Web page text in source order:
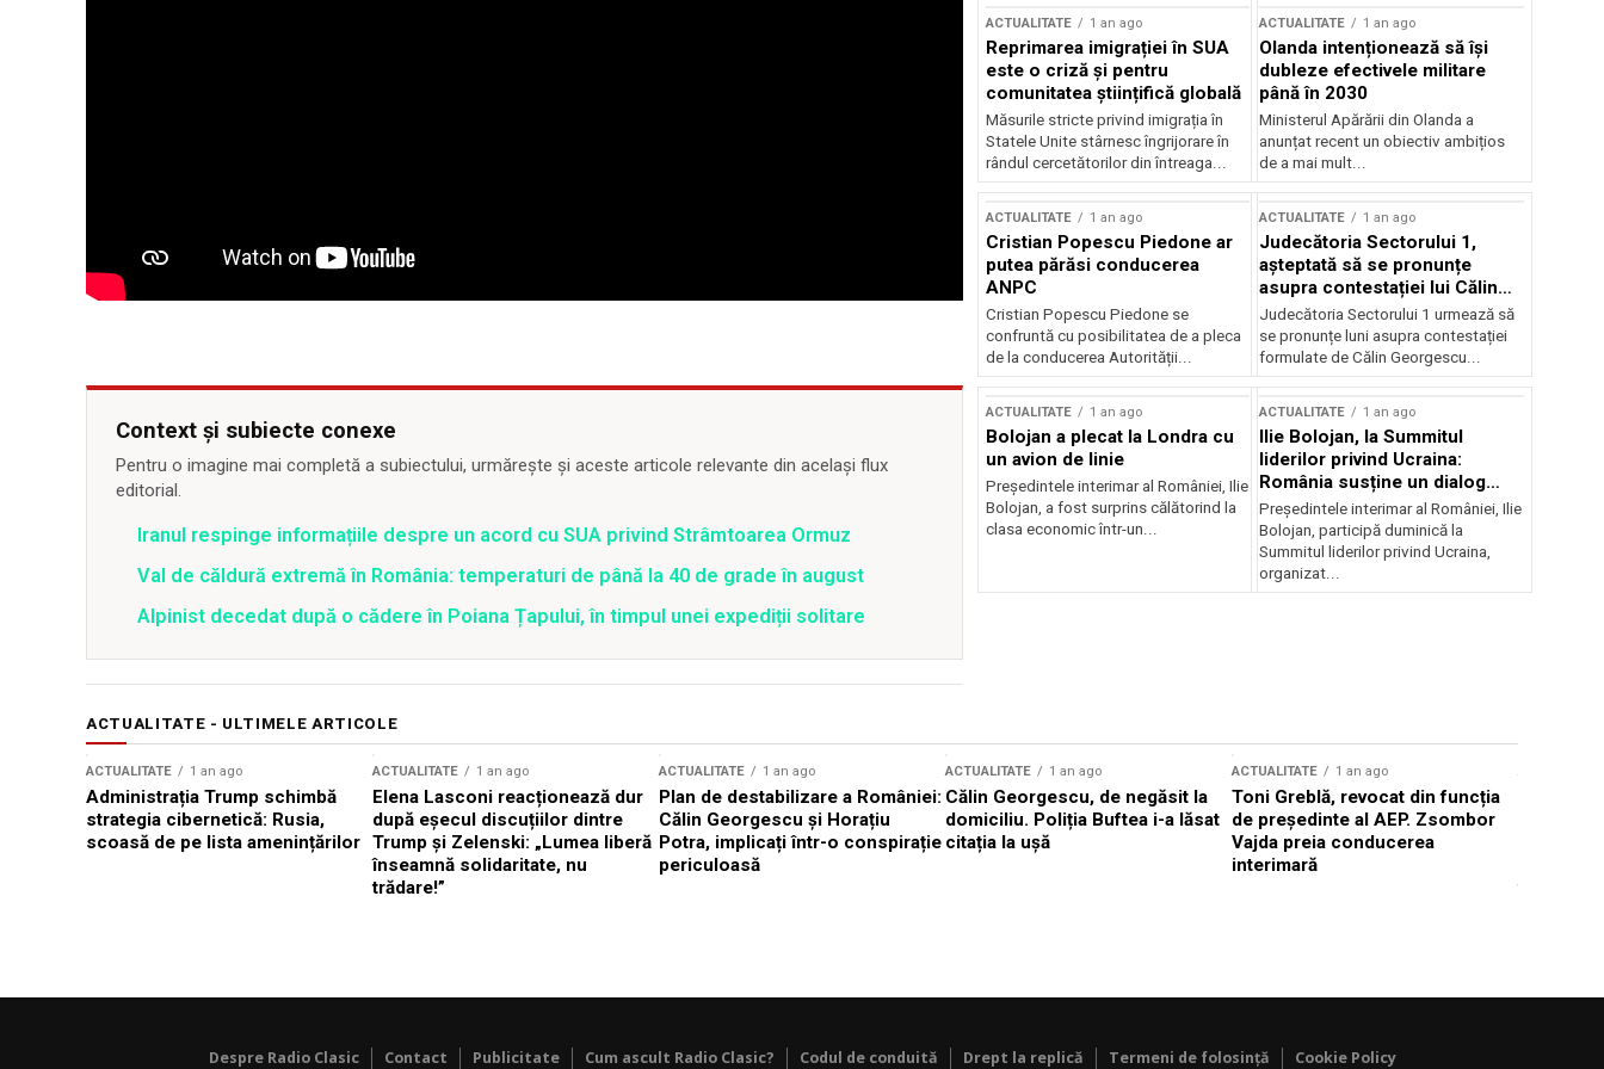
Context și subiecte conexe
Pentru o imagine mai completă a subiectului, urmărește și aceste articole relevante din același flux
editorial.
Iranul respinge informațiile despre un acord cu SUA privind Strâmtoarea Ormuz
Val de căldură extremă în România: temperaturi de până la 40 de grade în august
Alpinist decedat după o cădere în Poiana Țapului, în timpul unei expediții solitare
ACTUALITATE 1 an ago
Reprimarea imigrației în SUA
este o criză și pentru
comunitatea științifică globală
Măsurile stricte privind imigrația în
Statele Unite stârnesc îngrijorare în
rândul cercetătorilor din întreaga...
ACTUALITATE 1 an ago
Olanda intenționează să își
dubleze efectivele militare
până în 2030
Ministerul Apărării din Olanda a
anunțat recent un obiectiv ambițios
de a mai mult...
ACTUALITATE 1 an ago
Cristian Popescu Piedone ar
putea părăsi conducerea
ANPC
Cristian Popescu Piedone se
confruntă cu posibilitatea de a pleca
de la conducerea Autorității...
ACTUALITATE 1 an ago
Judecătoria Sectorului 1,
așteptată să se pronunțe
asupra contestației lui Călin
Georgescu privind controlul
judiciar
Judecătoria Sectorului 1 urmează să
se pronunțe luni asupra contestației
formulate de Călin Georgescu...
ACTUALITATE 1 an ago
Bolojan a plecat la Londra cu
un avion de linie
Președintele interimar al României, Ilie
Bolojan, a fost surprins călătorind la
clasa economic într-un...
ACTUALITATE 1 an ago
Ilie Bolojan, la Summitul
liderilor privind Ucraina:
România susține un dialog
transatlantic pentru securitate
și stabilitate
Președintele interimar al României, Ilie
Bolojan, participă duminică la
Summitul liderilor privind Ucraina,
organizat...
ACTUALITATE - ULTIMELE ARTICOLE
ACTUALITATE 1 an ago
Administrația Trump schimbă
strategia cibernetică: Rusia,
scoasă de pe lista amenințărilor
ACTUALITATE 1 an ago
Elena Lasconi reacționează dur
după eșecul discuțiilor dintre
Trump și Zelenski: „Lumea liberă
înseamnă solidaritate, nu
trădare!”
ACTUALITATE 1 an ago
Plan de destabilizare a României:
Călin Georgescu și Horațiu
Potra, implicați într-o conspirație
periculoasă
ACTUALITATE 1 an ago
Călin Georgescu, de negăsit la
domiciliu. Poliția Buftea i-a lăsat
citația la ușă
ACTUALITATE 1 an ago
Toni Greblă, revocat din funcția
de președinte al AEP. Zsombor
Vajda preia conducerea
interimară
Despre Radio Clasic Contact Publicitate Cum ascult Radio Clasic? Codul de conduită Drept la replică Termeni de folosință Cookie Policy